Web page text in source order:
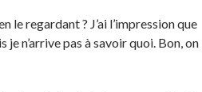
le regardant ? J’ai l’impression que
n’arrive pas à savoir quoi. Bon, on